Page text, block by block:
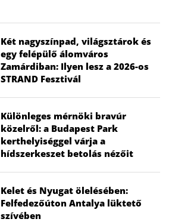
Két nagyszínpad, világsztárok és
egy felépülő álomváros
Zamárdiban: Ilyen lesz a 2026-os
STRAND Fesztivál
Különleges mérnöki bravúr
közelről: a Budapest Park
kerthelyiséggel várja a
hídszerkeszet betolás nézőit
Kelet és Nyugat ölelésében:
Felfedezőúton Antalya lüktető
szívében